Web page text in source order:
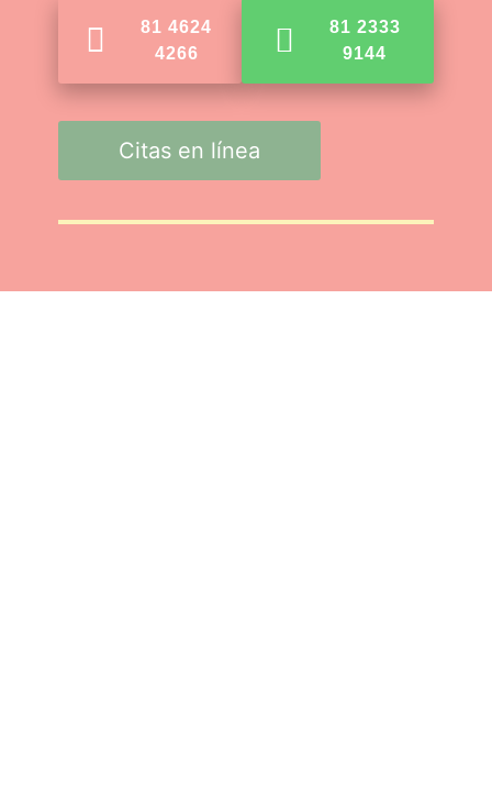
81 4624
4266
81 2333
9144
Citas en línea